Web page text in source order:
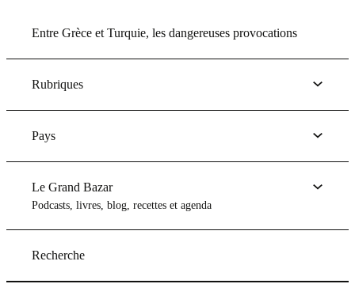
Entre Grèce et Turquie, les dangereuses provocations
Rubriques
Pays
Le Grand Bazar
Podcasts, livres, blog, recettes et agenda
Recherche